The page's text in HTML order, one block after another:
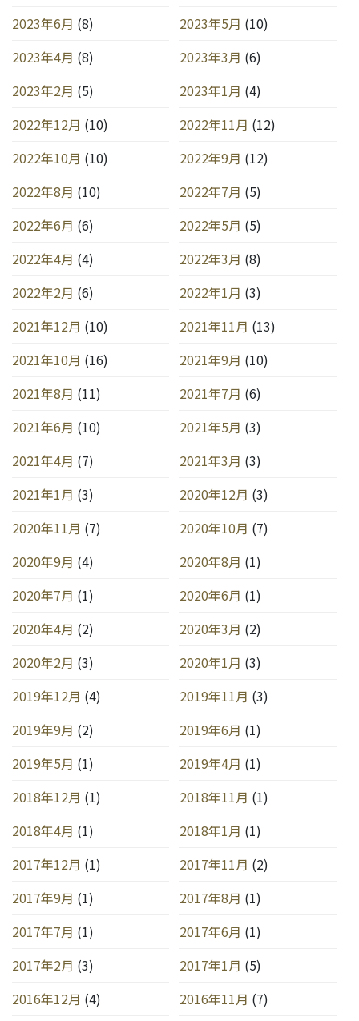
2023年6月 (8) 2023年5月 (10)
2023年4月 (8) 2023年3月 (6)
2023年2月 (5) 2023年1月 (4)
2022年12月 (10) 2022年11月 (12)
2022年10月 (10) 2022年9月 (12)
2022年8月 (10) 2022年7月 (5)
2022年6月 (6) 2022年5月 (5)
2022年4月 (4) 2022年3月 (8)
2022年2月 (6) 2022年1月 (3)
2021年12月 (10) 2021年11月 (13)
2021年10月 (16) 2021年9月 (10)
2021年8月 (11) 2021年7月 (6)
2021年6月 (10) 2021年5月 (3)
2021年4月 (7) 2021年3月 (3)
2021年1月 (3) 2020年12月 (3)
2020年11月 (7) 2020年10月 (7)
2020年9月 (4) 2020年8月 (1)
2020年7月 (1) 2020年6月 (1)
2020年4月 (2) 2020年3月 (2)
2020年2月 (3) 2020年1月 (3)
2019年12月 (4) 2019年11月 (3)
2019年9月 (2) 2019年6月 (1)
2019年5月 (1) 2019年4月 (1)
2018年12月 (1) 2018年11月 (1)
2018年4月 (1) 2018年1月 (1)
2017年12月 (1) 2017年11月 (2)
2017年9月 (1) 2017年8月 (1)
2017年7月 (1) 2017年6月 (1)
2017年2月 (3) 2017年1月 (5)
2016年12月 (4) 2016年11月 (7)